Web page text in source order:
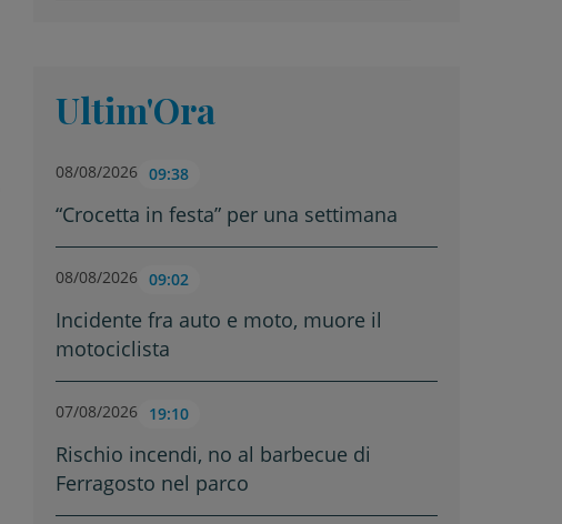
Ultim'Ora
08/08/2026 09:38
“Crocetta in festa” per una settimana
08/08/2026 09:02
Incidente fra auto e moto, muore il
motociclista
07/08/2026 19:10
Rischio incendi, no al barbecue di
Ferragosto nel parco